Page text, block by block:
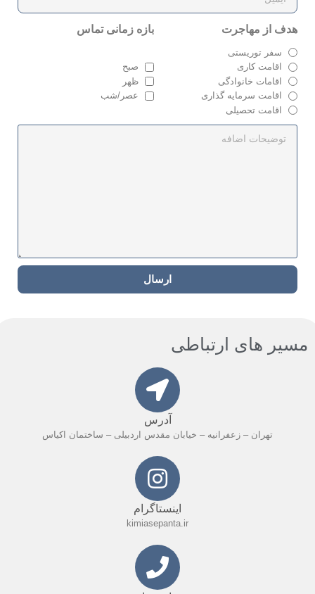
مسیر های ارتباطی​
آدرس
تهران – زعفرانیه – خیابان مقدس اردبیلی – ساختمان اکیاس
اینستاگرام
kimiasepanta.ir
هدف از مهاجرت بازه زمانی تماس
سفر توریستی
اقامت کاری
اقامات خانوادگی
اقامت سرمایه گذاری
اقامت تحصیلی
صبح
ظهر
عصر/شب
ارسال